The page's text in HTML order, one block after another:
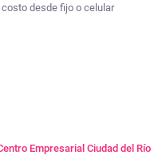
desde fijo o celular
Empresarial Ciudad del Río